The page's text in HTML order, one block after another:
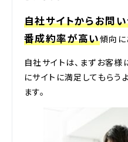
自社サイトからお問
番成約率が高い傾向に
自社サイトは、まずお客様
にサイトに満足してもら
ます。